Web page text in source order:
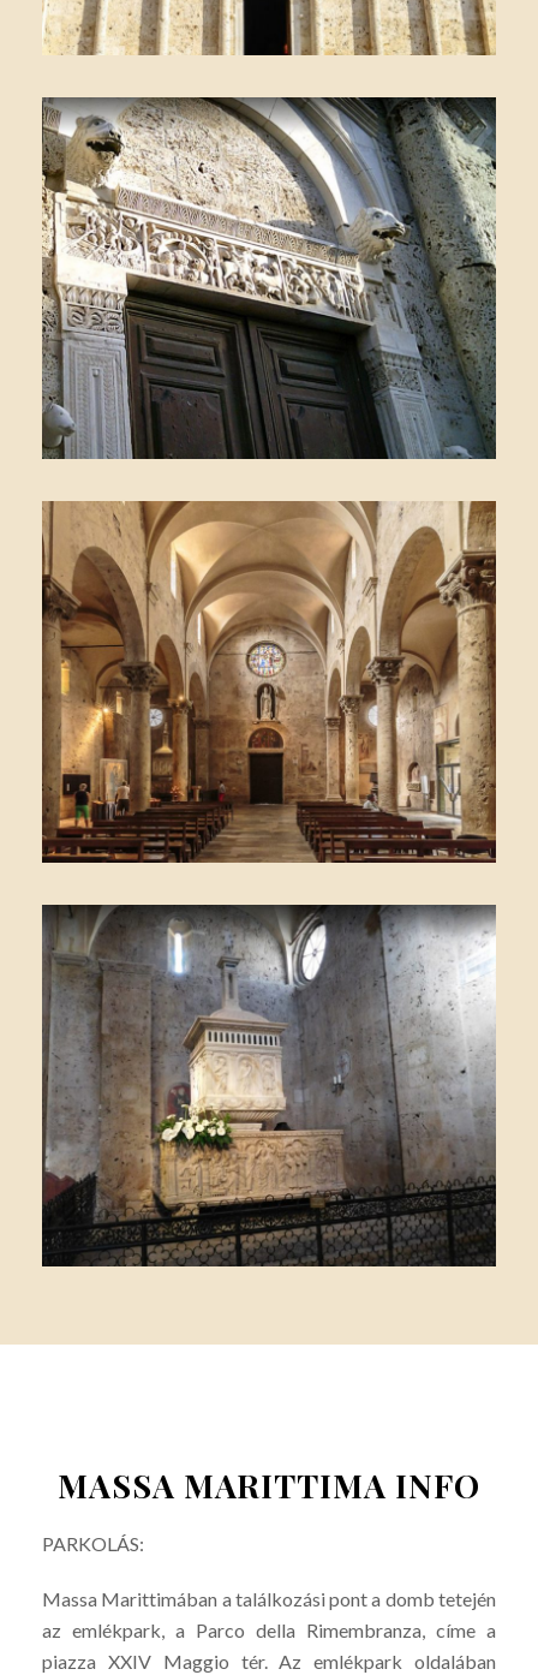
MASSA MARITTIMA INFO
PARKOLÁS:
Massa Marittimában a találkozási pont a domb tetején
az emlékpark, a Parco della Rimembranza, címe a
piazza XXIV Maggio tér. Az emlékpark oldalában